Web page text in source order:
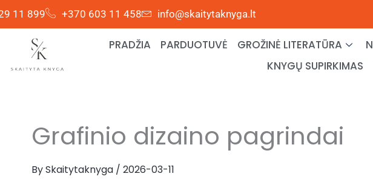
Skip
to
content
11 899 +370 603 11 458 info@skaitytaknyga.lt
PRADŽIA PARDUOTUVĖ GROŽINĖ LITERATŪRA
KNYGŲ SUPIRKIMAS
Grafinio dizaino pagrindai
BySkaitytaknyga / 2026-03-11